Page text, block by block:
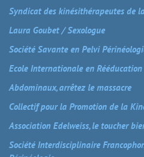
Syndicat des kinésithérapeutes de
Laura Goubet / Sexologue
Société Savante en Pelvi
Ecole Internationale en
Abdominaux, arrêtez le massacre
Collectif pour la Promotion de la
Association Edelweiss, le toucher
Société Interdisciplinaire